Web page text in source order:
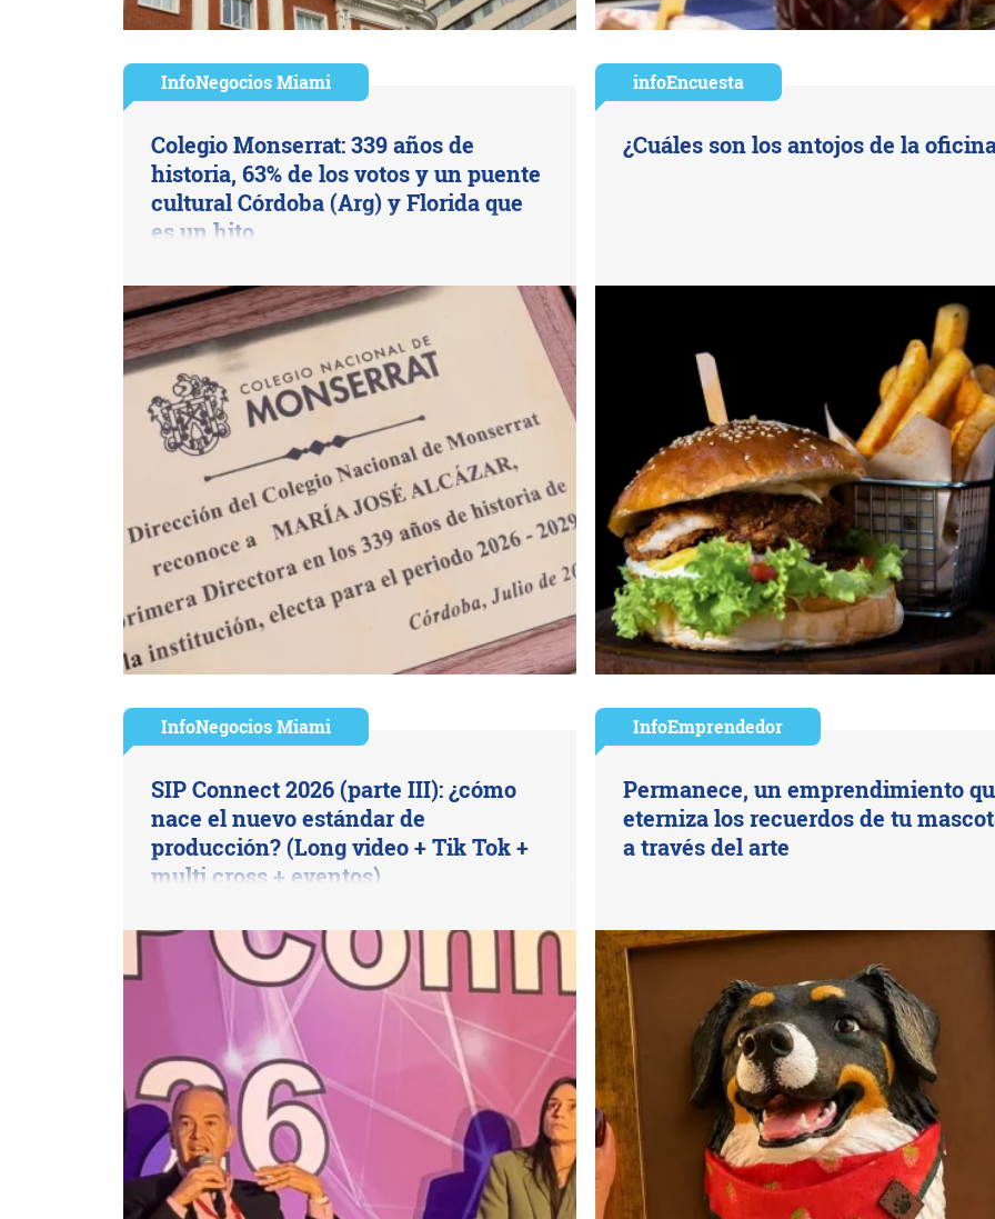
InfoNegocios Miami
Colegio Monserrat: 339 años de
historia, 63% de los votos y un puente
cultural Córdoba (Arg) y Florida que
es un hito
infoEncuesta
¿Cuáles son los antojos de la
InfoNegocios Miami
SIP Connect 2026 (parte III): ¿cómo
nace el nuevo estándar de
producción? (Long video + Tik Tok +
multi cross + eventos)
InfoEmprendedor
Permanece, un emprendimiento
eterniza los recuerdos de tu
a través del arte